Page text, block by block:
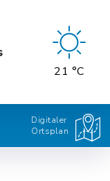
21 °C
Digitaler
Ortsplan